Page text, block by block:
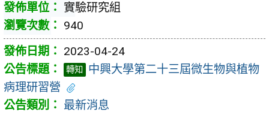
實驗研究組
940
2023-04-24
轉知
中興大學第二十三屆微生物與植物
病理研習營
最新消息